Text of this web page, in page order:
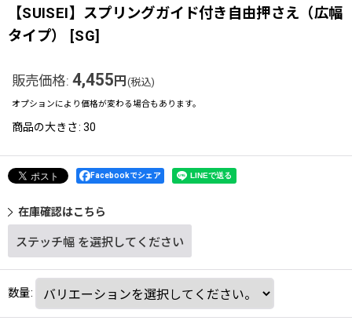
【SUISEI】スプリングガイド付き自由押さえ（広幅
タイプ）
[SG]
販売価格: 4,455 円 (税込)
オプションにより価格が変わる場合もあります。
商品の大きさ: 30
Facebookでシェア
在庫確認はこちら
ステッチ幅 を選択してください
数量: